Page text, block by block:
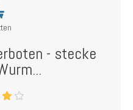
- stecke